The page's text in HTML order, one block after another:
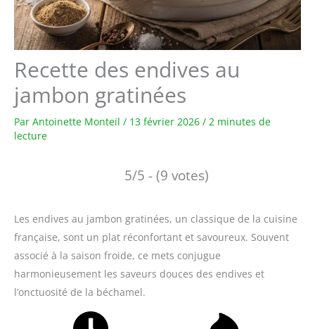
Recette des endives au
jambon gratinées
Par Antoinette Monteil / 13 février 2026 / 2 minutes de
lecture
5/5 - (9 votes)
Les endives au jambon gratinées, un classique de la cuisine
française, sont un plat réconfortant et savoureux. Souvent
associé à la saison froide, ce mets conjugue
harmonieusement les saveurs douces des endives et
l’onctuosité de la béchamel.